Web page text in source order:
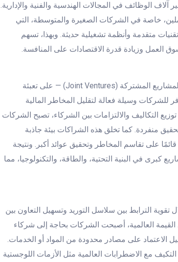
الوظائف في المجالات الهندسية والفنية والإدارية.
خاصة في الشركات الصغيرة والمتوسطة، التي
متقدمة وأنظمة تشغيلية حديثة. وبهذا، تسهم
العمل وزيادة قدرة الاقتصادات على المنافسة.
تساعد الشراكات والتحالفات الاستراتيجية — بما في ذلك المشاريع المشتركة (Joint Ventures) — على تعبئة
للشركات وسيلة فعالة لتقليل المخاطر المالية
التكاليف والالتزامات بين الشركاء، تصبح الشركات
منفردة. كما تخلق هذه الشراكات بيئة جاذبة
قائمًا على تقاسم المخاطر وتحقيق عوائد أكبر. ونتيجة
كبرى في البنية التحتية، والطاقة، والتكنولوجيا، مما
الترابط بين سلاسل التوريد وتسهيل التعاون بين
القيمة العالمية، أصبحت الشركات بحاجة إلى شركاء
الاعتماد على مصادر محدودة من المواد أو الخدمات.
مع الاضطرابات العالمية مثل الأزمات اللوجستية